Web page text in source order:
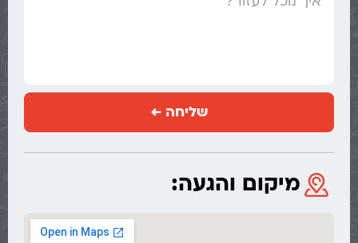
שליחה ←
מיקום והגעה: